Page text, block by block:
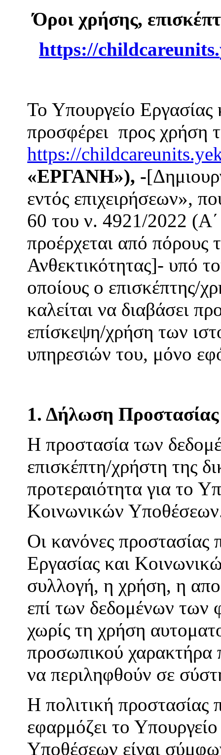
Όροι χρήσης,
https://childcareunits.
Το Υπουργείο
προσφέρει προς χρήση
https://
«ΕΡΓΑΝΗ»), -
εντός επιχειρήσεων»,
60 του ν. 4921/2022
προέρχεται από πόρους
Ανθεκτικότητας]- υπό
οποίους ο επισκέπτης/
καλείται να διαβάσει
επίσκεψη/χρήση των
υπηρεσιών του, μόνο
1. Δήλωση
H προστασία των
επισκέπτη/χρήστη της
προτεραιότητα για το
Κοινωνικών
Οι κανόνες προστασίας
Εργασίας και
συλλογή, η χρήση, η
επί των δεδομένων των
χωρίς τη χρήση
προσωπικού χαρακτήρα
να περιληφθούν σε
Η πολιτική
εφαρμόζει το
Υποθέσεων είναι